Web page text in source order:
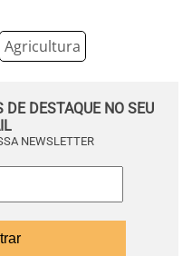
Agricultura
DE DESTAQUE NO SEU
NEWSLETTER